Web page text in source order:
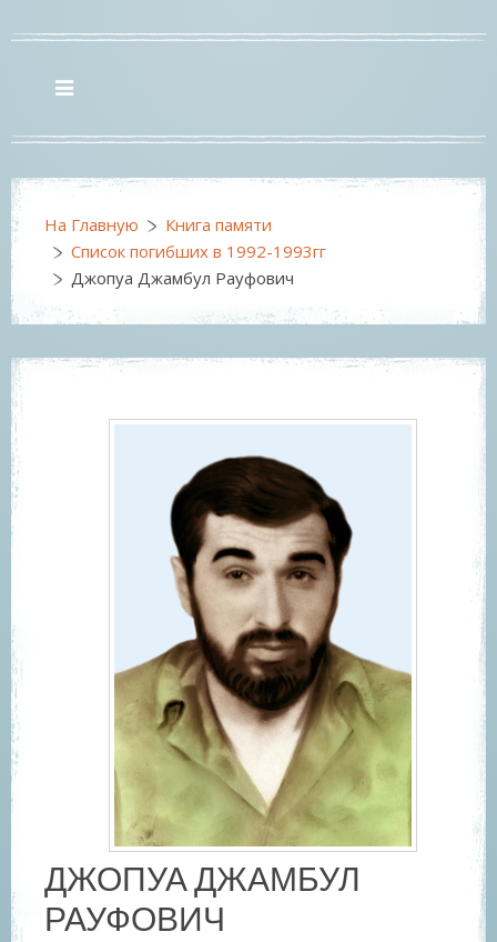
На Главную
Книга памяти
Список погибших в 1992-1993гг
Джопуа Джамбул Рауфович
ДЖОПУА ДЖАМБУЛ
РАУФОВИЧ